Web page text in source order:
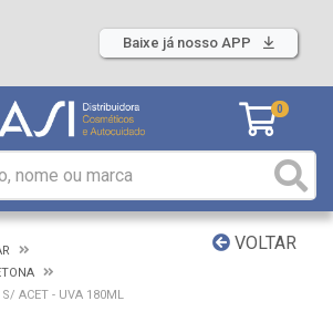
Baixe já nosso APP
0
VOLTAR
S/ ACET - UVA 180ML